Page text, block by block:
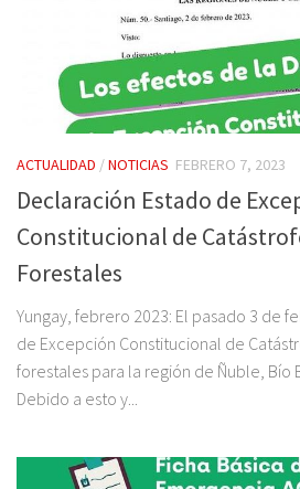
ACTUALIDAD /NOTICIAS FEBRERO 7, 2023
Declaración Estado de
Constitucional de
Forestales
Yungay, febrero 2023: El pasado 3 de
de Excepción Constitucional de
forestales para la región de Ñuble, Bío
Debido a esto y...